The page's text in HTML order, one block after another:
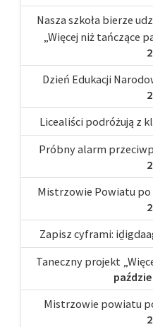
Nasza szkoła bierze
„Więcej niż tańczące
Dzień Edukacji
Licealiści podróżują z
Próbny alarm
Mistrzowie Powiatu po
Zapisz cyframi:
Taneczny projekt
Mistrzowie powiatu